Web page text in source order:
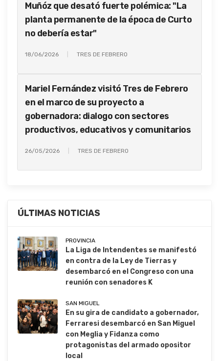
Muñóz que desató fuerte polémica: "La
planta permanente de la época de Curto
no debería estar"
18/06/2026 TRES DE FEBRERO
Mariel Fernández visitó Tres de Febrero
en el marco de su proyecto a
gobernadora: dialogo con sectores
productivos, educativos y comunitarios
26/05/2026 TRES DE FEBRERO
ÚLTIMAS NOTICIAS
PROVINCIA
La Liga de Intendentes se manifestó
en contra de la Ley de Tierras y
desembarcó en el Congreso con una
reunión con senadores K
SAN MIGUEL
En su gira de candidato a gobernador,
Ferraresi desembarcó en San Miguel
con Meglia y Fidanza como
protagonistas del armado opositor
local